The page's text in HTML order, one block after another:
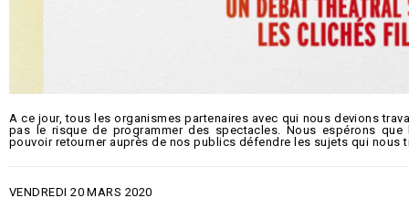
A ce jour, tous les organismes partenaires avec qui nous devions
pas le risque de programmer des spectacles. Nous espérons que
pouvoir retourner auprès de nos publics défendre les sujets qui nous
VENDREDI 20 MARS 2020